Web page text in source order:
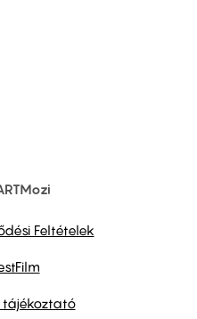
Feltételek
tájékoztató